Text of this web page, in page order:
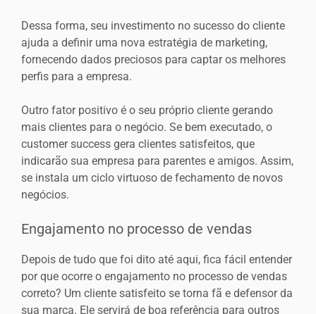
Dessa forma, seu investimento no sucesso do cliente
ajuda a definir uma nova estratégia de marketing,
fornecendo dados preciosos para captar os melhores
perfis para a empresa.
Outro fator positivo é o seu próprio cliente gerando
mais clientes para o negócio. Se bem executado, o
customer success gera clientes satisfeitos, que
indicarão sua empresa para parentes e amigos. Assim,
se instala um ciclo virtuoso de fechamento de novos
negócios.
Engajamento no processo de vendas
Depois de tudo que foi dito até aqui, fica fácil entender
por que ocorre o engajamento no processo de vendas
correto? Um cliente satisfeito se torna fã e defensor da
sua marca. Ele servirá de boa referência para outros